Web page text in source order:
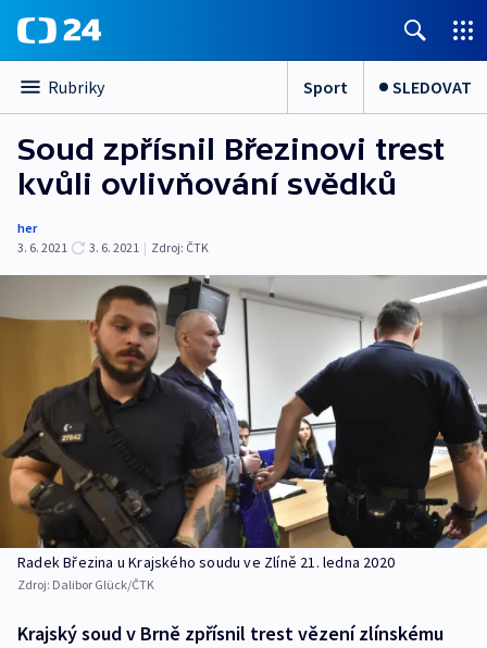
Rubriky Sport SLEDOVAT
Soud zpřísnil Březinovi trest
kvůli ovlivňování svědků
her
3. 6. 2021
3. 6. 2021 | Zdroj: ČTK
Radek Březina u Krajského soudu ve Zlíně 21. ledna 2020
Zdroj: Dalibor Glück/ČTK
Krajský soud v Brně zpřísnil trest vězení zlínskému